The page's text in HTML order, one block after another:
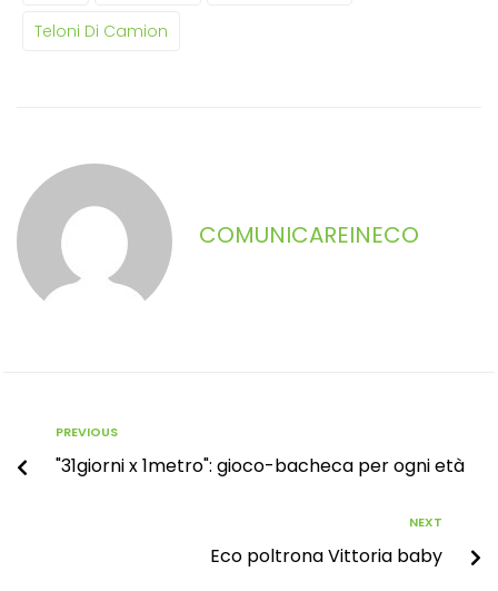
Teloni Di Camion
COMUNICAREINECO
PREVIOUS
"31giorni x 1metro": gioco-bacheca per ogni età
NEXT
Eco poltrona Vittoria baby